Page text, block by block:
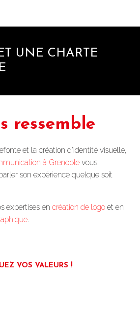
UNE CHARTE
ressemble
et la création d’identité visuelle,
à Grenoble vous
son expérience quelque soit
expertises en création de logo et en
.
VOS VALEURS !